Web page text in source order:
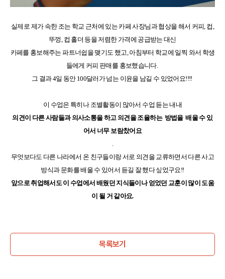
실제로 제가 속한 조는 학교 근처에 있는 카페 사장님과 협상을 해서 커피, 컵,
뚜껑, 컵 홀더 등을 저렴한 가격에 공급받는 대신
카페를 홍보해주는 파트너쉽을 맺기도 했고, 아침부터 학교에 일찍 와서 학생
들에게 커피 판매를 홍보했습니다.
그 결과 4일 동안 100달러가 넘는 이윤을 남길 수 있었어요!!!!
이 수업은 특히나 조별활동이 많아서 수업 듣는 내내
의견이 다른 사람들과 의사소통을 하고 의견을 조율하는 방법을 배울 수 있
어서 너무 보람찼어요
무엇보다도 다른 나라에서 온 친구들이랑 서로 의견을 교류하면서 다른 사고
방식과 문화를 배울 수 있어서 듣길 잘 했다 싶었구요!!
앞으로 취업해서도 이 수업에서 배웠던 지식들이나 얻었던 교훈이 많이 도움
이 될 거 같아요.
목록보기